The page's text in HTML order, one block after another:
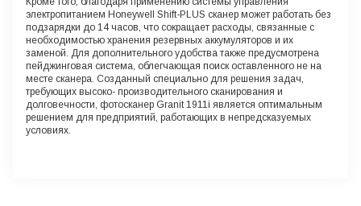
электропитанием Honeywell Shift-PLUS сканер может работать без
подзарядки до 14 часов, что сокращает расходы, связанные с
необходимостью хранения резервных аккумуляторов и их
заменой. Для дополнительного удобства также предусмотрена
пейджинговая система, облегчающая поиск оставленного не на
месте сканера. Созданный специально для решения задач,
требующих высоко- производительного сканирования и
долговечности, фотосканер Granit 1911i является оптимальным
решением для предприятий, работающих в непредсказуемых
условиях.